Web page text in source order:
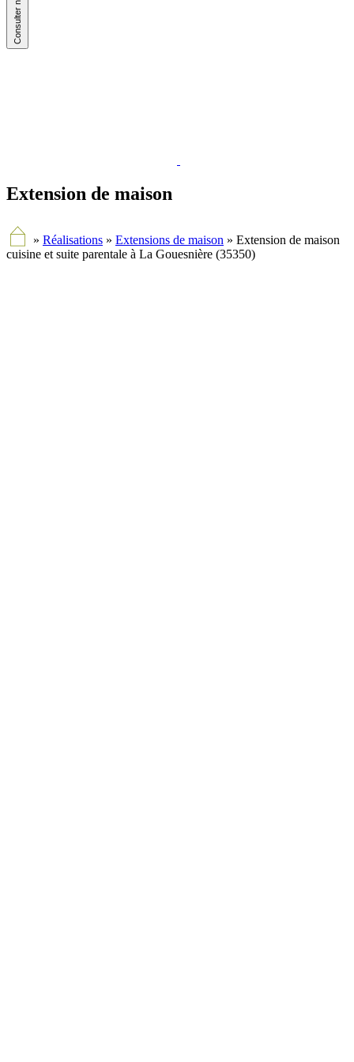
Extension de maison
» Réalisations » Extensions de maison » Extension de maison
cuisine et suite parentale à La Gouesnière (35350)